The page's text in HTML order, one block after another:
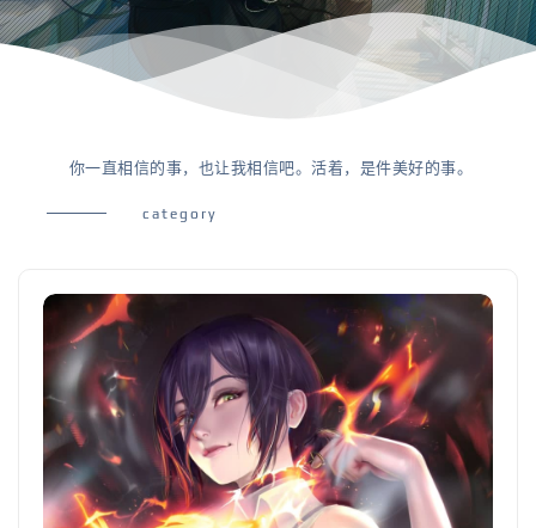
你一直相信的事，也让我相信吧。活着，是件美好的事。
category